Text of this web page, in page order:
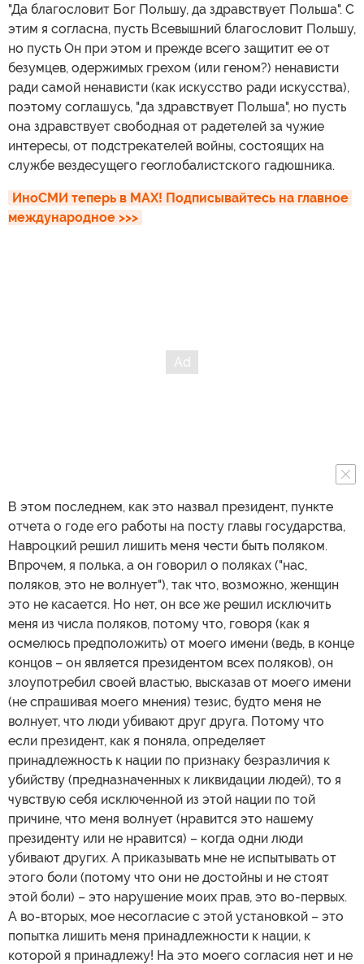
"Да благословит Бог Польшу, да здравствует Польша". С
этим я согласна, пусть Всевышний благословит Польшу,
но пусть Он при этом и прежде всего защитит ее от
безумцев, одержимых грехом (или геном?) ненависти
ради самой ненависти (как искусство ради искусства),
поэтому соглашусь, "да здравствует Польша", но пусть
она здравствует свободная от радетелей за чужие
интересы, от подстрекателей войны, состоящих на
службе вездесущего геоглобалистского гадюшника.
ИноСМИ теперь в MAX! Подписывайтесь на главное
международное >>>
В этом последнем, как это назвал президент, пункте
отчета о годе его работы на посту главы государства,
Навроцкий решил лишить меня чести быть поляком.
Впрочем, я полька, а он говорил о поляках ("нас,
поляков, это не волнует"), так что, возможно, женщин
это не касается. Но нет, он все же решил исключить
меня из числа поляков, потому что, говоря (как я
осмелюсь предположить) от моего имени (ведь, в конце
концов – он является президентом всех поляков), он
злоупотребил своей властью, высказав от моего имени
(не спрашивая моего мнения) тезис, будто меня не
волнует, что люди убивают друг друга. Потому что
если президент, как я поняла, определяет
принадлежность к нации по признаку безразличия к
убийству (предназначенных к ликвидации людей), то я
чувствую себя исключенной из этой нации по той
причине, что меня волнует (нравится это нашему
президенту или не нравится) – когда одни люди
убивают других. А приказывать мне не испытывать от
этого боли (потому что они не достойны и не стоят
этой боли) – это нарушение моих прав, это во-первых.
А во-вторых, мое несогласие с этой установкой – это
попытка лишить меня принадлежности к нации, к
которой я принадлежу! На это моего согласия нет и не